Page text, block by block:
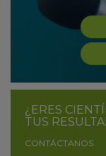
¿ERES
TUS
CONTÁCTANOS